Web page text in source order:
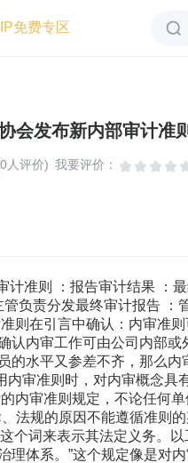
免费专区
会发布新内部审计准
人评价) 我要评价：
准则 ：报告审计结果 ：
负责分发最终审计报告 ：
则在引言中确认：内审准
认内审工作可由公司内部
的水平又参差不齐，那么
审准则时，对内审概念具
内审准则规定，不论任何
法规的原因不能遵循准则
个词来表示其法定义务。
体系。”这个规定像是对